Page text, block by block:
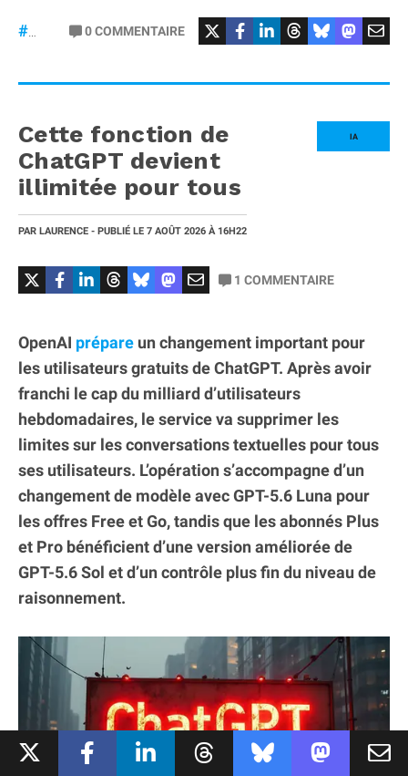
#osmopocket4P
0COMMENTAIRE
IA
Cette fonction de
ChatGPT devient
illimitée pour tous
PAR LAURENCE - PUBLIÉ LE 7 AOÛT 2026 À 16H22
1 COMMENTAIRE
OpenAI prépare un changement important pour
les utilisateurs gratuits de ChatGPT. Après avoir
franchi le cap du milliard d’utilisateurs
hebdomadaires, le service va supprimer les
limites sur les conversations textuelles pour tous
ses utilisateurs. L’opération s’accompagne d’un
changement de modèle avec GPT-5.6 Luna pour
les offres Free et Go, tandis que les abonnés Plus
et Pro bénéficient d’une version améliorée de
GPT-5.6 Sol et d’un contrôle plus fin du niveau de
raisonnement.